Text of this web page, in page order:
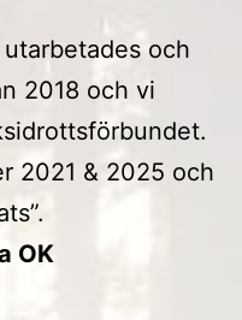
och
2018 och vi
2021 & 2025 och
OK